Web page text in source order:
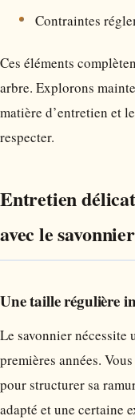
Contraintes
Ces éléments
arbre. Explorons
matière d’entretien et
respecter.
Entretien
avec le savonnier
Une taille régulière
Le savonnier
premières années.
pour structurer sa
adapté et une certaine